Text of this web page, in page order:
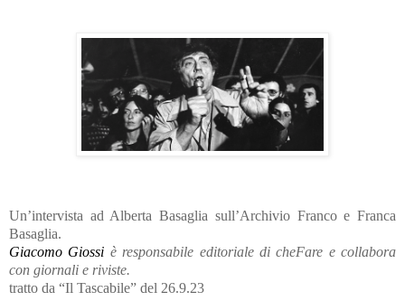
Un’intervista ad Alberta Basaglia sull’Archivio Franco e Franca
Basaglia.
Giacomo Giossi è responsabile editoriale di cheFare e collabora
con giornali e riviste.
tratto da “Il Tascabile” del 26.9.23